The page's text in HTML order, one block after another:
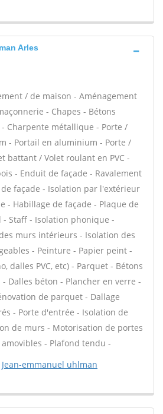
Arles
/ de maison - Aménagement
- Chapes - Bétons
Charpente métallique - Porte /
- Portail en aluminium - Porte /
battant / Volet roulant en PVC -
- Enduit de façade - Ravalement
façade - Isolation par l'extérieur
- Habillage de façade - Plaque de
- Staff - Isolation phonique -
murs intérieurs - Isolation des
- Peinture - Papier peint -
dalles PVC, etc) - Parquet - Bétons
Dalles béton - Plancher en verre -
de parquet - Dallage
- Porte d'entrée - Isolation de
de murs - Motorisation de portes
- Plafond tendu -
Jean-emmanuel uhlman